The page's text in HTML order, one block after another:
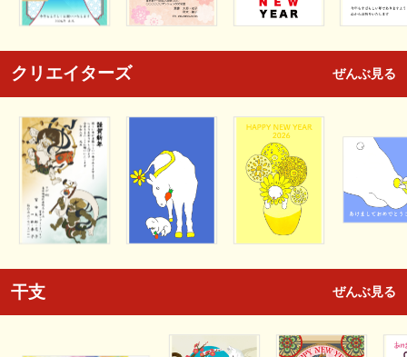
クリエイターズ ぜんぶ見る
干支 ぜんぶ見る